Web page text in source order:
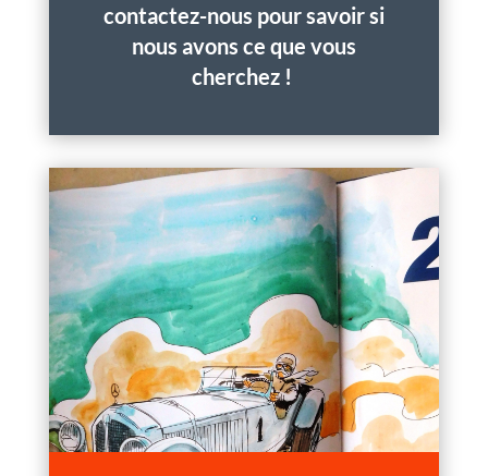
contactez-nous pour savoir si
nous avons ce que vous
cherchez !